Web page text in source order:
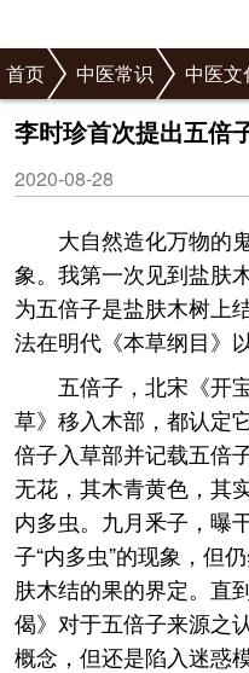
首页 中医常识 中医文
李时珍首次提出五倍
2020-08-28
大自然造化万物的
象。我第一次见到盐肤
为五倍子是盐肤木树上
法在明代《本草纲目》
五倍子，北宋《开
草》移入木部，都认定
倍子入草部并记载五倍
无花，其木青黄色，其
内多虫。九月釆子，曝
子“内多虫”的现象，但
肤木结的果的界定。直
偈》对于五倍子来源之
概念，但还是陷入迷惑